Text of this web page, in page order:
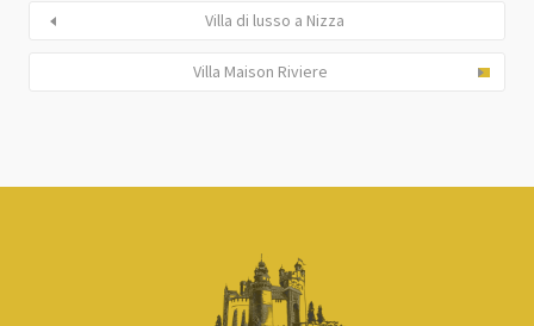
Villa di lusso a Nizza
Villa Maison Riviere